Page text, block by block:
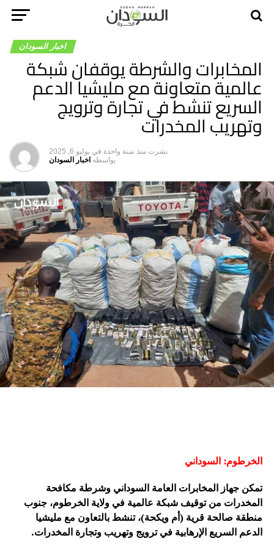
اخبار السودان
المخابرات والشرطة يوقفان شبكة
عالمية متعاونة مع مليشيا الدعم
السريع تنشط في تجارة وترويج
وتهريب المخدرات
نشرت منذ سنة واحدة في يوليو 6, 2025
بواسطه اخبار السودان
الخرطوم: السوداني
تمكن جهاز المخابرات العامة السوداني وشرطة مكافحة
المخدرات من توقيف شبكة عالمية في ولاية الخرطوم، جنوب
منطقة صالحة قرية (أم ويكحة)، تنشط بالتعاون مع مليشيا
الدعم السريع الإرهابية في ترويج وتهريب وتجارة المخدرات.